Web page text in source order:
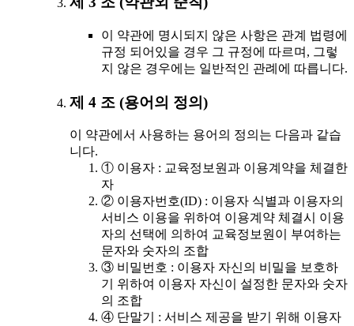
이 약관에 명시되지 않은 사항은 관계 법령에
규정 되어있을 경우 그 규정에 따르며, 그렇
지 않은 경우에는 일반적인 관례에 따릅니다.
제 4 조 (용어의 정의)
이 약관에서 사용하는 용어의 정의는 다음과 같습
니다.
① 이용자 : 교육정보원과 이용계약을 체결한
자
② 이용자번호(ID) : 이용자 식별과 이용자의
서비스 이용을 위하여 이용계약 체결시 이용
자의 선택에 의하여 교육정보원이 부여하는
문자와 숫자의 조합
③ 비밀번호 : 이용자 자신의 비밀을 보호하
기 위하여 이용자 자신이 설정한 문자와 숫자
의 조합
④ 단말기 : 서비스 제공을 받기 위해 이용자